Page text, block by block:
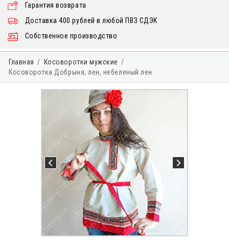
Собственное производство
Гарантия возврата
Доставка 400 рублей в любой ПВЗ СДЭК
Главная
Косоворотки мужские
Косоворотка Добрыня, лен, небеленый лен